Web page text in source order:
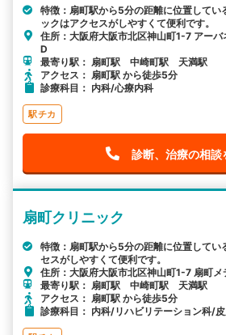
特徴：扇町駅から5分の距離に位置してい
ックはアクセスがしやすくて便利です。
住所：大阪府大阪市北区神山町1-7 アー
D
最寄り駅： 扇町駅 中崎町駅 天満駅
アクセス： 扇町駅 から徒歩5分
診療科目： 内科/心療内科
駅チカ
診断、治療の相談
扇町クリニック
特徴：扇町駅から5分の距離に位置してい
セスがしやすくて便利です。
住所：大阪府大阪市北区神山町1-7 扇町
最寄り駅： 扇町駅 中崎町駅 天満駅
アクセス： 扇町駅 から徒歩5分
診療科目： 内科/リハビリテーション科/